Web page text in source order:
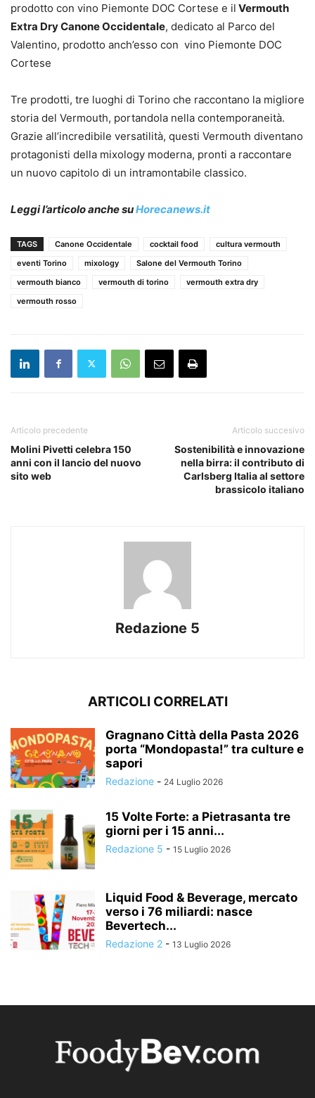
prodotto con vino Piemonte DOC Cortese e il Vermouth
Extra Dry Canone Occidentale, dedicato al Parco del
Valentino, prodotto anch’esso con vino Piemonte DOC
Cortese
Tre prodotti, tre luoghi di Torino che raccontano la migliore
storia del Vermouth, portandola nella contemporaneità.
Grazie all’incredibile versatilità, questi Vermouth diventano
protagonisti della mixology moderna, pronti a raccontare
un nuovo capitolo di un intramontabile classico.
Leggi l’articolo anche suHorecanews.it
TAGS Canone Occidentale cocktail food
cultura vermouth
eventi Torino
mixology
Salone del Vermouth Torino
vermouth bianco
vermouth di torino
vermouth extra dry
vermouth rosso
Articolo precedente
Molini Pivetti celebra 150
anni con il lancio del nuovo
sito web
Articolo succesivo
Sostenibilità e innovazione
nella birra: il contributo di
Carlsberg Italia al settore
brassicolo italiano
Redazione 5
ARTICOLI CORRELATI
Gragnano Città della Pasta 2026
porta “Mondopasta!” tra culture e
sapori
Redazione - 24 Luglio 2026
15 Volte Forte: a Pietrasanta tre
giorni per i 15 anni...
Redazione 5 - 15 Luglio 2026
Liquid Food & Beverage, mercato
verso i 76 miliardi: nasce
Bevertech...
Redazione 2 - 13 Luglio 2026